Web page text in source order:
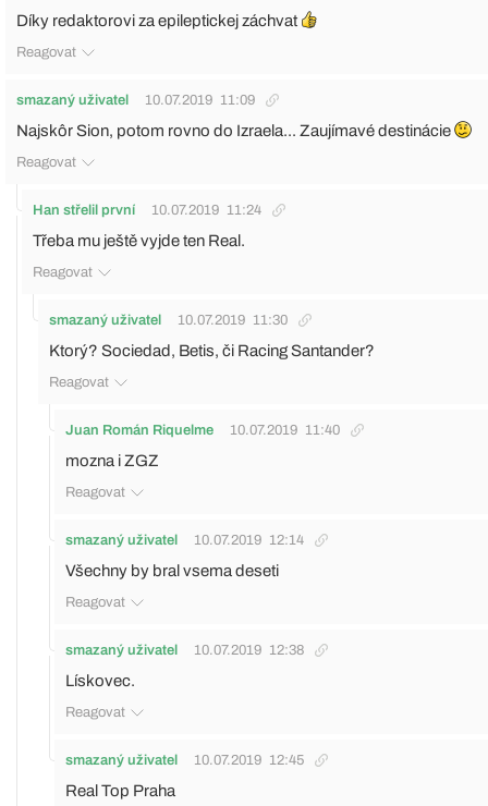
Díky redaktorovi za epileptickej záchvat
Reagovat
smazaný uživatel 10.07.2019 11:09
Najskôr Sion, potom rovno do Izraela... Zaujímavé destinácie
Reagovat
Han střelil první 10.07.2019 11:24
Třeba mu ještě vyjde ten Real.
Reagovat
smazaný uživatel 10.07.2019 11:30
Ktorý? Sociedad, Betis, či Racing Santander?
Reagovat
Juan Román Riquelme 10.07.2019 11:40
mozna i ZGZ
Reagovat
smazaný uživatel 10.07.2019 12:14
Všechny by bral vsema deseti
Reagovat
smazaný uživatel 10.07.2019 12:38
Lískovec.
Reagovat
smazaný uživatel 10.07.2019 12:45
Real Top Praha